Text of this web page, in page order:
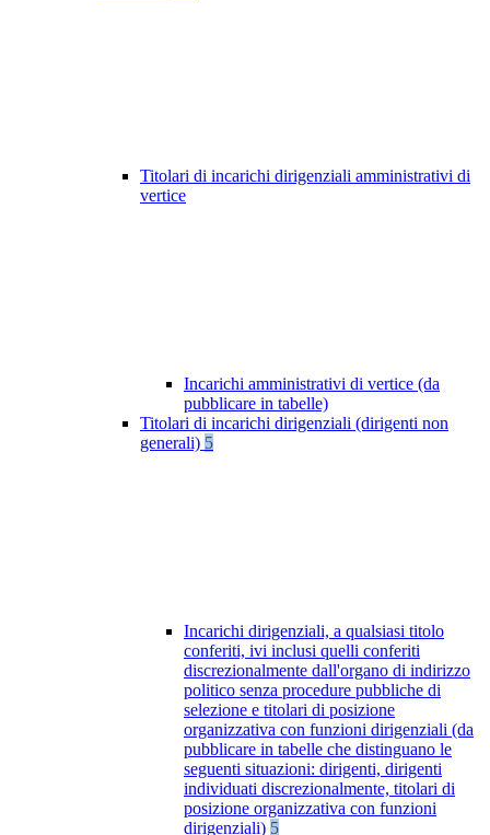
Titolari di incarichi dirigenziali amministrativi di
vertice
Incarichi amministrativi di vertice (da
pubblicare in tabelle)
Titolari di incarichi dirigenziali (dirigenti non
generali) 5
Incarichi dirigenziali, a qualsiasi titolo
conferiti, ivi inclusi quelli conferiti
discrezionalmente dall'organo di indirizzo
politico senza procedure pubbliche di
selezione e titolari di posizione
organizzativa con funzioni dirigenziali (da
pubblicare in tabelle che distinguano le
seguenti situazioni: dirigenti, dirigenti
individuati discrezionalmente, titolari di
posizione organizzativa con funzioni
dirigenziali) 5